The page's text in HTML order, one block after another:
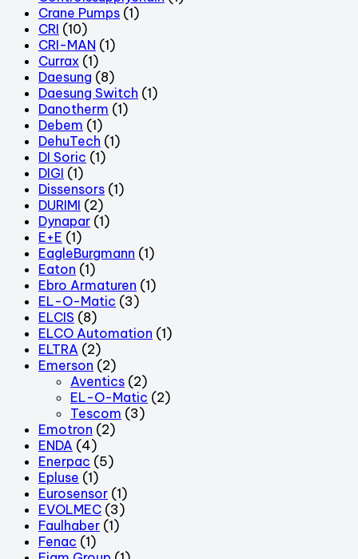
Crane Pumps (1)
CRI (10)
CRI-MAN (1)
Currax (1)
Daesung (8)
Daesung Switch (1)
Danotherm (1)
Debem (1)
DehuTech (1)
DI Soric (1)
DIGI (1)
Dissensors (1)
DURIMI (2)
Dynapar (1)
E+E (1)
EagleBurgmann (1)
Eaton (1)
Ebro Armaturen (1)
EL-O-Matic (3)
ELCIS (8)
ELCO Automation (1)
ELTRA (2)
Emerson (2)
Aventics (2)
EL-O-Matic (2)
Tescom (3)
Emotron (2)
ENDA (4)
Enerpac (5)
Epluse (1)
Eurosensor (1)
EVOLMEC (3)
Faulhaber (1)
Fenac (1)